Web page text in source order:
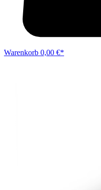
Warenkorb 0,00 €*